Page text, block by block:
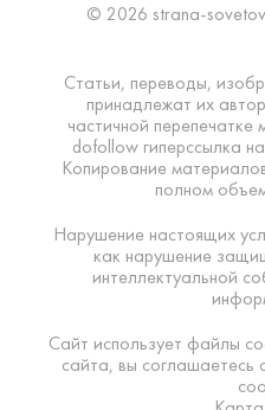
© 2026 strana-
Статьи, переводы,
принадлежат их
частичной
dofollow гиперссылка
Копирование
полном
Нарушение настоящих
как нарушение
интеллектуальной
Сайт использует файлы
сайта, вы соглашаетесь